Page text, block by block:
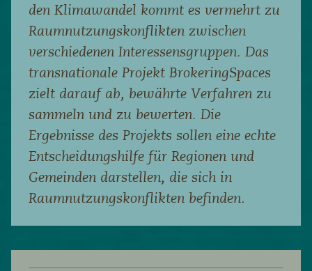
den Klimawandel kommt es vermehrt zu
Raumnutzungskonflikten zwischen
verschiedenen Interessensgruppen. Das
transnationale Projekt BrokeringSpaces
zielt darauf ab, bewährte Verfahren zu
sammeln und zu bewerten. Die
Ergebnisse des Projekts sollen eine echte
Entscheidungshilfe für Regionen und
Gemeinden darstellen, die sich in
Raumnutzungskonflikten befinden.